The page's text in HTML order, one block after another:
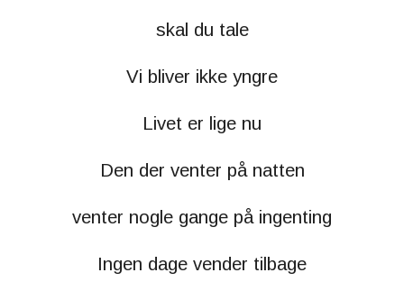
skal du tale
Vi bliver ikke yngre
Livet er lige nu
Den der venter på natten
venter nogle gange på ingenting
Ingen dage vender tilbage